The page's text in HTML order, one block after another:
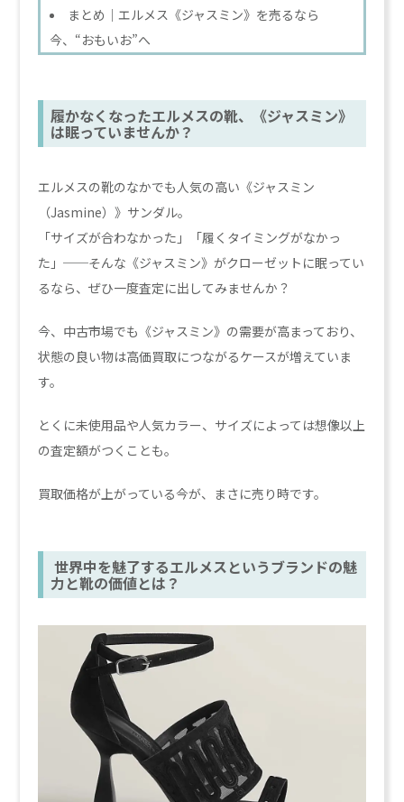
まとめ｜エルメス《ジャスミン》を売るなら
今、“おもいお”へ
履かなくなったエルメスの靴、《ジャスミン》
は眠っていませんか？
エルメスの靴のなかでも人気の高い《ジャスミン
（Jasmine）》サンダル。
「サイズが合わなかった」「履くタイミングがなかっ
た」──そんな《ジャスミン》がクローゼットに眠ってい
るなら、ぜひ一度査定に出してみませんか？
今、中古市場でも《ジャスミン》の需要が高まっており、
状態の良い物は高価買取につながるケースが増えていま
す。
とくに未使用品や人気カラー、サイズによっては想像以上
の査定額がつくことも。
買取価格が上がっている今が、まさに売り時です。
世界中を魅了するエルメスというブランドの魅
力と靴の価値とは？